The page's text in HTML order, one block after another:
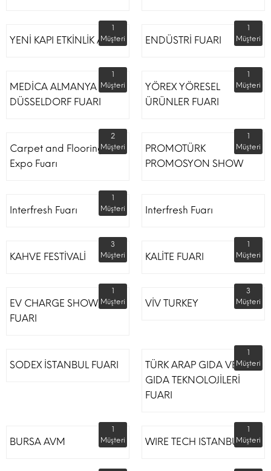
YENİ KAPI ETKİNLİK ALANI
1
Müşteri
ENDÜSTRİ FUARI
1
Müşteri
MEDİCA ALMANYA
DÜSSELDORF FUARI
1
Müşteri
YÖREX YÖRESEL
ÜRÜNLER FUARI
1
Müşteri
Carpet and Flooring
Expo Fuarı
2
Müşteri
PROMOTÜRK
PROMOSYON SHOW
1
Müşteri
Interfresh Fuarı
1
Müşteri
Interfresh Fuarı
KAHVE FESTİVALİ
3
Müşteri
KALİTE FUARI
1
Müşteri
EV CHARGE SHOW
FUARI
1
Müşteri
VİV TURKEY
3
Müşteri
SODEX İSTANBUL FUARI
TÜRK ARAP GIDA VE
GIDA TEKNOLOJİLERİ
FUARI
1
Müşteri
BURSA AVM
1
Müşteri
WIRE TECH ISTANBUL
1
Müşteri